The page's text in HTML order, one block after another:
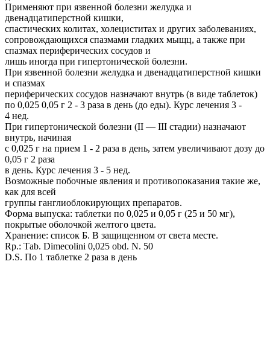
Применяют при язвенной болезни желудка и
двенадцатиперстной кишки,
спастических колитах, холециститах и других заболеваниях,
сопровождающихся спазмами гладких мыщц, а также при
спазмах периферических сосудов и
лишь иногда при гипертонической болезни.
При язвенной болезни желудка и двенадцатиперстной кишки
и спазмах
периферических сосудов назначают внутрь (в виде таблеток)
по 0,025 0,05 г 2 - 3 раза в день (до еды). Курс лечения 3 -
4 нед.
При гипертонической болезни (II — III стадии) назначают
внутрь, начиная
с 0,025 г на прием 1 - 2 раза в день, затем увеличивают дозу до
0,05 г 2 раза
в день. Курс лечения 3 - 5 нед.
Возможные побочные явления и противопоказания такие же,
как для всей
группы ганглиоблокирующих препаратов.
Форма выпуска: таблетки по 0,025 и 0,05 г (25 и 50 мг),
покрытые оболочкой желтого цвета.
Хранение: список Б. В защищенном от света месте.
Rр.: Таb. Dimecolini 0,025 оbd. N. 50
D.S. По 1 таблетке 2 раза в день